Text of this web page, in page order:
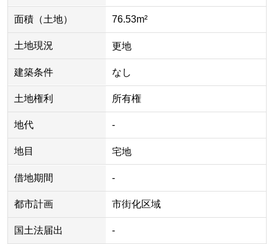
面積（土地） 76.53m²
土地現況 更地
建築条件 なし
土地権利 所有権
地代 -
地目 宅地
借地期間 -
都市計画 市街化区域
国土法届出 -